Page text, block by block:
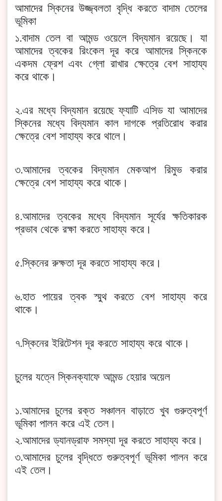
আমাদের স্কিনের উজ্জ্বলতা বৃদ্ধি করতে বাদাম তেলের
ভূমিকা
১.বাদাম তেল বা আমন্ড ওয়েলে বিদ্যমান রয়েছে। যা
আমাদের ত্বকের রিংকেল দূর করে আমাদের স্কিনকে
একদম ফ্রেশ এবং গ্লো রাখার ক্ষেত্রে বেশ সাহায্য
করে থাকে।
২.এর মধ্যে বিদ্যমান রয়েছে ফ্যাটি এসিড যা আমাদের
স্কিনের মধ্যে বিদ্যমান কাল দাগকে প্রতিরোধ করার
ক্ষেত্রে বেশ সাহায্য করে থালে।
৩.আমাদের ত্বকের বিদ্যমান মেকআপ রিমুভ করার
ক্ষেত্রে বেশ সাহায্য করে থাকে।
৪.আমাদের ত্বকের মধ্যে বিদ্যমান সূর্যের ক্ষতিকারক
প্রভাব থেকে রক্ষা করতে সাহায্য করে।
৫.স্কিনের রুক্ষতা দূর করতে সাহায্য করে।
৬.হাত পায়ের ত্বক স্মুথ করতে বেশ সাহায্য করে
থাকে।
৭.স্কিনের ইরিটেশন দূর করতে সাহায্য করে থাকে।
চুলের যত্নে স্কিনক্যাফে আমন্ড হেয়ার অয়েল
১.আমাদের চুলের রক্ত সঞ্চালন বাড়াতে খুব গুরুত্বপূর্ণ
ভূমিকা পালন করে এই তেল।
২.আমাদের ড্যানড্রাফ সমস্যা দূর করতে সাহায্য করে।
৩.আমাদের চুলের বৃদ্ধিতে গুরুত্বপূর্ণ ভূমিকা পালন করে
এই তেল।